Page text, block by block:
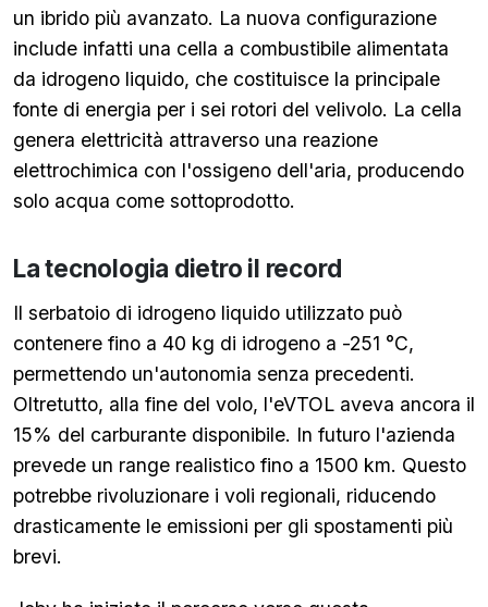
un ibrido più avanzato. La nuova configurazione
include infatti una cella a combustibile alimentata
da idrogeno liquido, che costituisce la principale
fonte di energia per i sei rotori del velivolo. La cella
genera elettricità attraverso una reazione
elettrochimica con l'ossigeno dell'aria, producendo
solo acqua come sottoprodotto.
La tecnologia dietro il record
Il serbatoio di idrogeno liquido utilizzato può
contenere fino a 40 kg di idrogeno a -251 °C,
permettendo un'autonomia senza precedenti.
Oltretutto, alla fine del volo, l'eVTOL aveva ancora il
15% del carburante disponibile. In futuro l'azienda
prevede un range realistico fino a 1500 km. Questo
potrebbe rivoluzionare i voli regionali, riducendo
drasticamente le emissioni per gli spostamenti più
brevi.